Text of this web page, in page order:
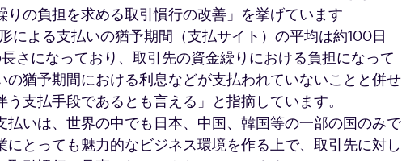
りの負担を求める取引慣行の改善」を挙げています
による支払いの猶予期間（支払サイト）の平均は約100日
さになっており、取引先の資金繰りにおける負担になって
の猶予期間における利息などが支払われていないことと併せ
支払手段であるとも言える」と指摘しています。
払いは、世界の中でも日本、中国、韓国等の一部の国のみで
とっても魅力的なビジネス環境を作る上で、取引先に対し